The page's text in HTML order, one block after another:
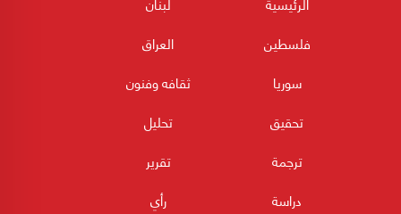
فلسطين
العراق
سوريا
ثقافه وفنون
تحقيق
تحليل
ترجمة
تقرير
دراسة
رأي